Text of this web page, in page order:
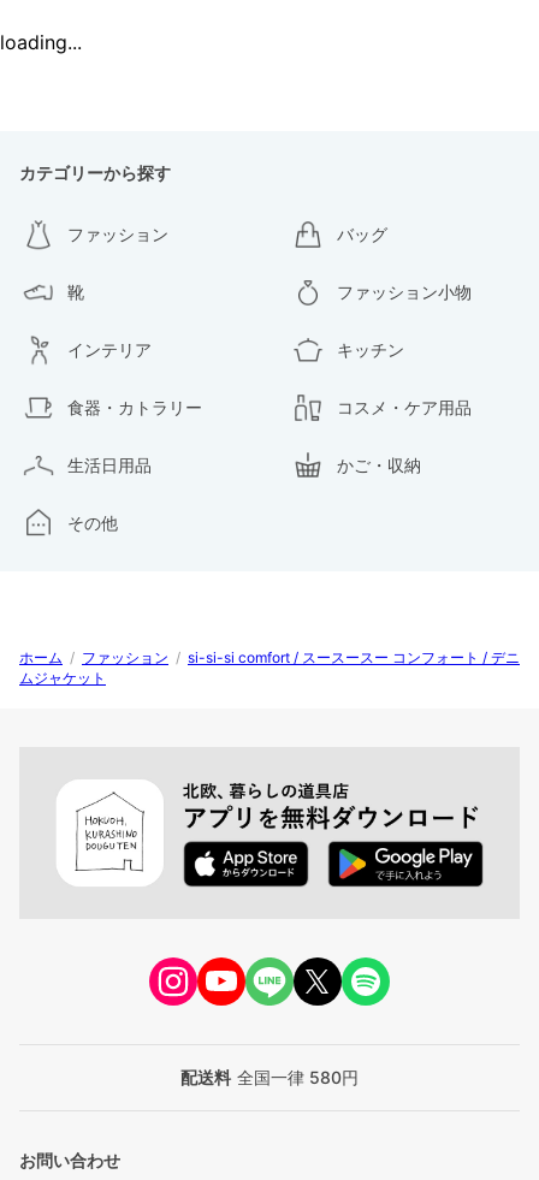
loading...
カテゴリーから探す
ファッション バッグ
靴 ファッション小物
インテリア キッチン
食器・カトラリー コスメ・ケア用品
生活日用品 かご・収納
その他
ホーム / ファッション / si-si-si comfort / スースースー コンフォート / デニ
ムジャケット
配送料 全国一律 580円
お問い合わせ